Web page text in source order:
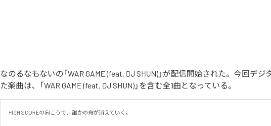
なのるなもないの「WAR GAME (feat. DJ SHUN)」が配信開始された。今回デジ
た楽曲は、「WAR GAME (feat. DJ SHUN)」を含む全1曲となっている。
HIGH SCOREの向こうで、誰かの命が消えていく。